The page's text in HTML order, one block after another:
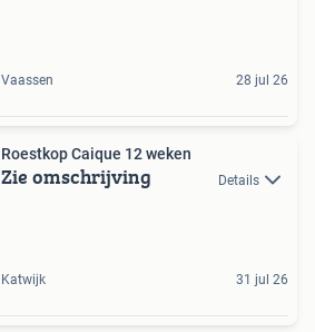
Vaassen 28 jul 26
Roestkop Caique 12 weken
Zie omschrijving Details
Katwijk 31 jul 26